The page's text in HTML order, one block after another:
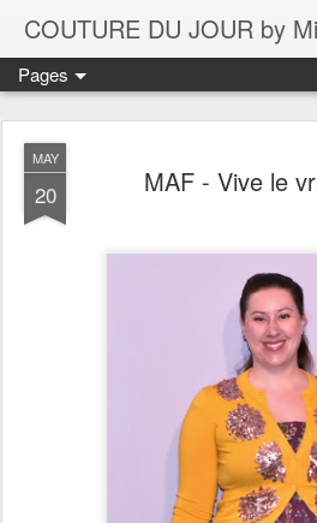
COUTURE DU JOUR by
Pages
MAY
20 MAF - Vive le